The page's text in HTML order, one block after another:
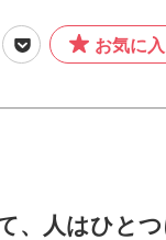
イル お気に入
、人はひと